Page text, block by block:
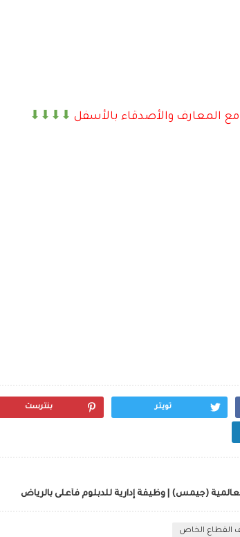
⬇⬇⬇⬇
تويتر بنترست
(جيمس) | وظيفة إدارية للدبلوم فأعلى بالرياض
القطاع الخاص